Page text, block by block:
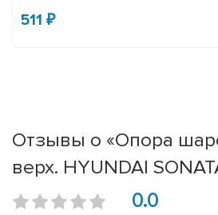
511 ₽
Отзывы о «Опора
верх. HYUNDAI
0.0